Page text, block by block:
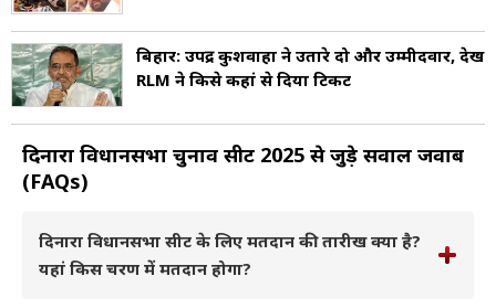
बिहार: उपेंद्र कुशवाहा ने उतारे दो और उम्मीदवार, देखें
RLM ने किसे कहां से दिया टिकट
दिनारा विधानसभा चुनाव सीट 2025 से जुड़े सवाल जवाब
(FAQs)
दिनारा विधानसभा सीट के लिए मतदान की तारीख क्या है?
यहां किस चरण में मतदान होगा?